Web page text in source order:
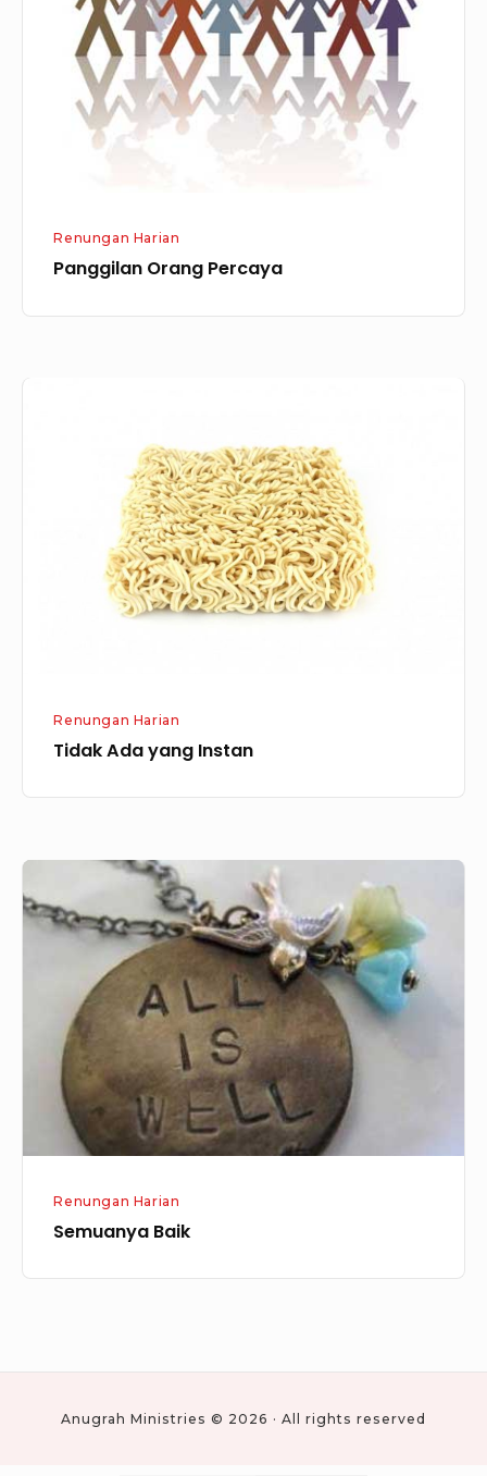
Renungan Harian
Panggilan Orang Percaya
Renungan Harian
Tidak Ada yang Instan
Semuanya
Baik
Renungan Harian
Semuanya Baik
Anugrah Ministries © 2026 · All rights reserved